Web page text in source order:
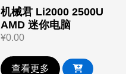
机械君 Li2000 2500U
AMD 迷你电脑
¥0.00
查看更多